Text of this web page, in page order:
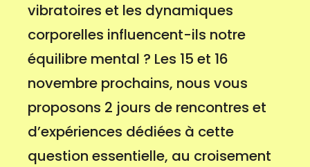
vibratoires et les dynamiques
corporelles influencent-ils notre
équilibre mental ? Les 15 et 16
novembre prochains, nous vous
proposons 2 jours de rencontres et
d’expériences dédiées à cette
question essentielle, au croisement